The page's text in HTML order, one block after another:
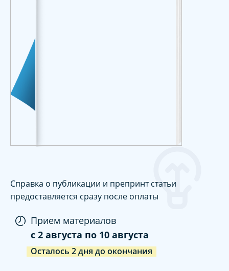
Справка о публикации и препринт статьи
предоставляется сразу после оплаты
Прием материалов
c 2 августа по 10 августа
Осталось 2дня до окончания